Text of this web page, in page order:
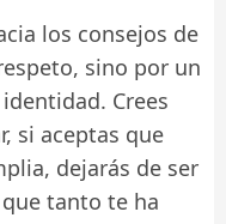
los consejos de
sino por un
Crees
si aceptas que
dejarás de ser
tanto te ha